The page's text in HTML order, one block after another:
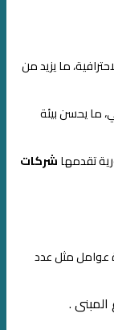
ما يزيد من
ما يحسن بيئة
تقدمهاشركات
مثل عدد
المبنى .